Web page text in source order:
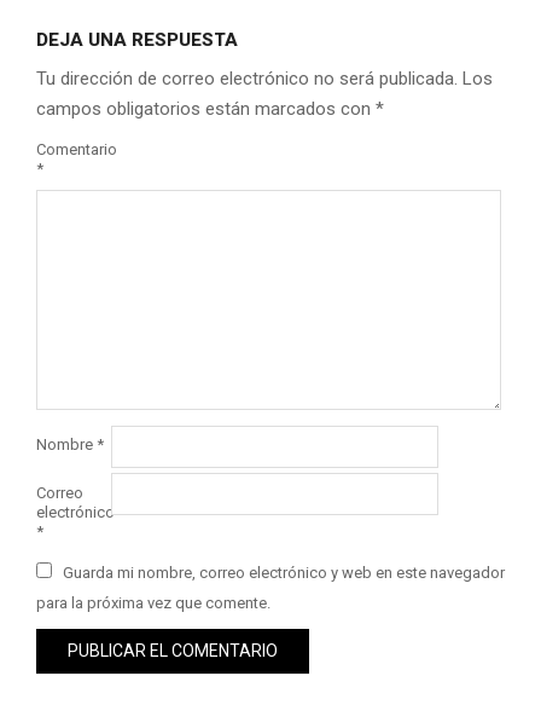
DEJA UNA RESPUESTA
Tu dirección de correo electrónico no será publicada. Los
campos obligatorios están marcados con *
Comentario
*
Nombre *
Correo
electrónico
*
Guarda mi nombre, correo electrónico y web en este navegador
para la próxima vez que comente.